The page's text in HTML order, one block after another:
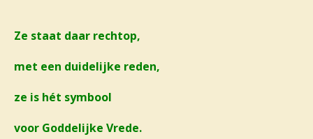
Ze staat daar rechtop,
met een duidelijke reden,
ze is hét symbool
voor Goddelijke Vrede.